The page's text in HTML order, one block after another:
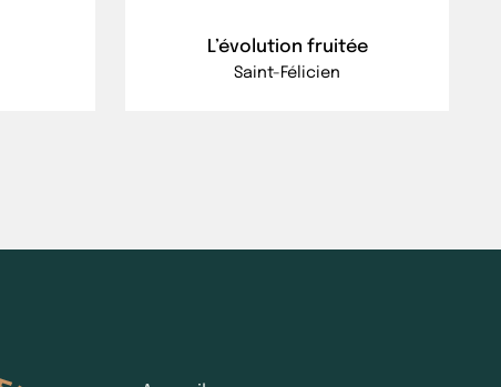
L’évolution fruitée
Saint-Félicien